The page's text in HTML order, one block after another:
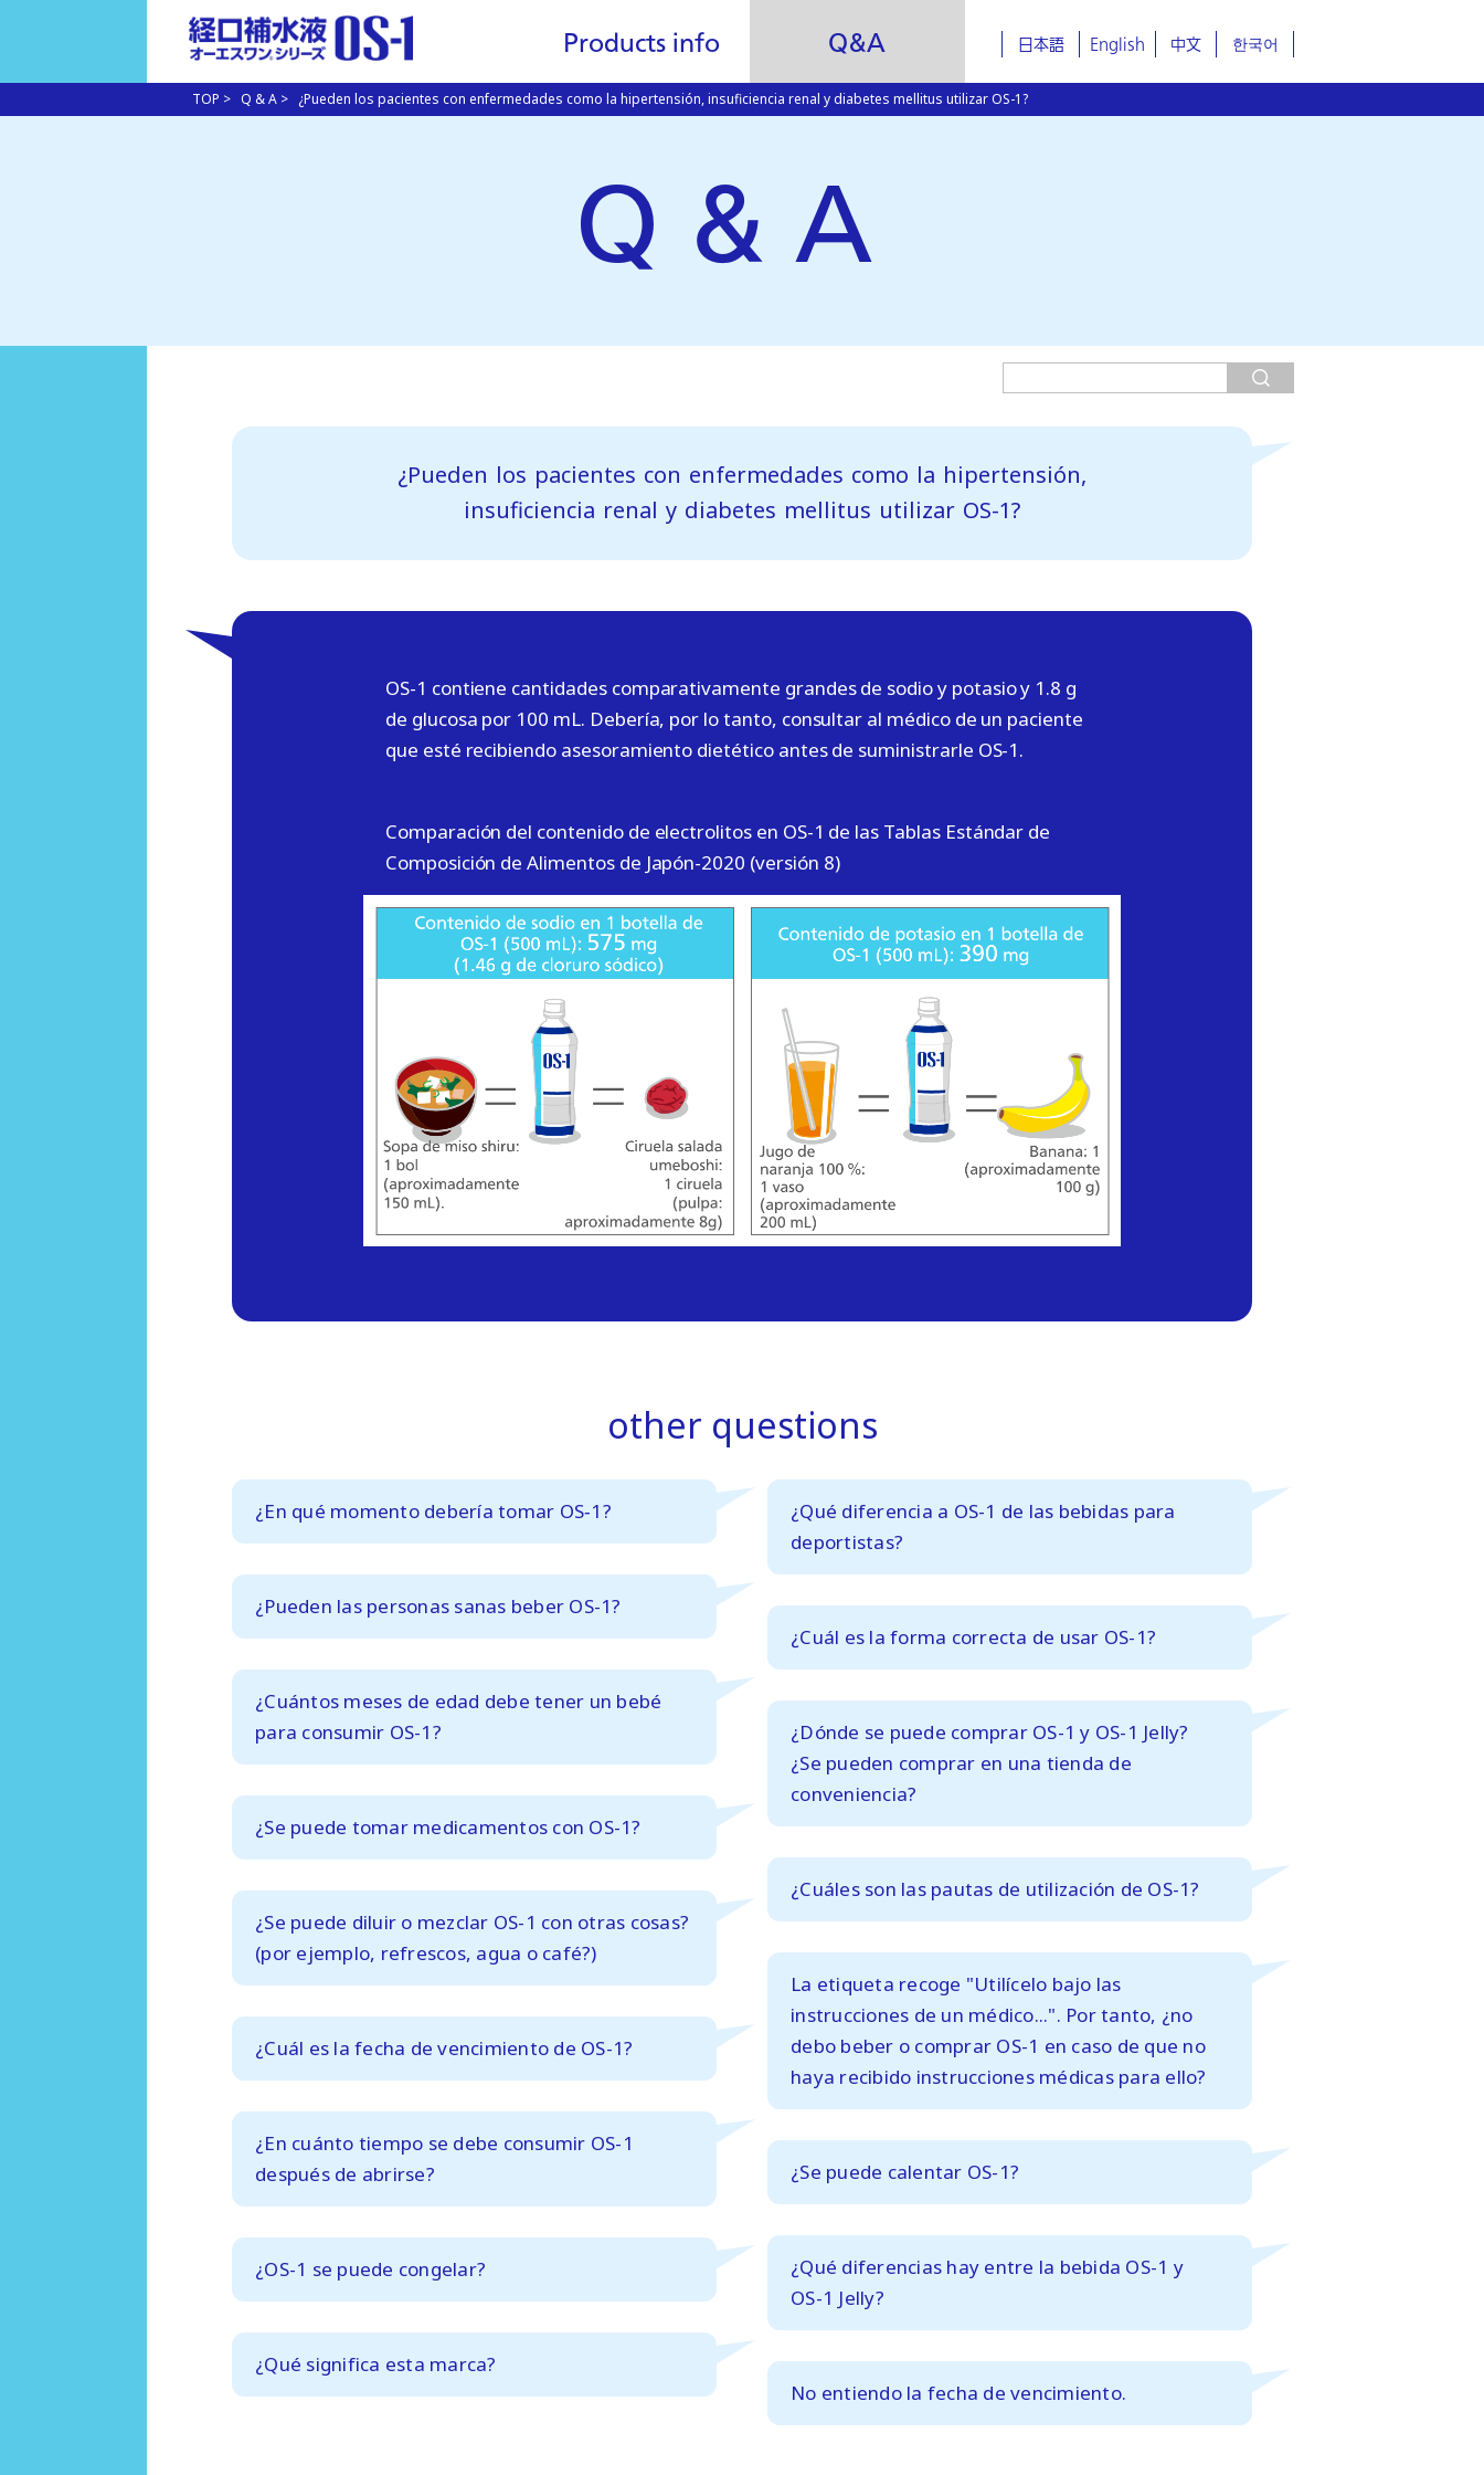
Products info Q&A 日本語 English 中文 한국어
TOP > Q & A > ¿Pueden los pacientes con enfermedades como la hipertensión, insuficiencia renal y diabetes mellitus utilizar OS-1?
Q & A
¿Pueden los pacientes con enfermedades como la hipertensión,
insuficiencia renal y diabetes mellitus utilizar OS-1?
OS-1 contiene cantidades comparativamente grandes de sodio y potasio y 1.8 g
de glucosa por 100 mL. Debería, por lo tanto, consultar al médico de un paciente
que esté recibiendo asesoramiento dietético antes de suministrarle OS-1.
Comparación del contenido de electrolitos en OS-1 de las Tablas Estándar de
Composición de Alimentos de Japón-2020 (versión 8)
other questions
¿En qué momento debería tomar OS‑1?
¿Pueden las personas sanas beber OS-1?
¿Cuántos meses de edad debe tener un bebé
para consumir OS-1?
¿Se puede tomar medicamentos con OS-1?
¿Se puede diluir o mezclar OS-1 con otras cosas?
(por ejemplo, refrescos, agua o café?)
¿Cuál es la fecha de vencimiento de OS-1?
¿En cuánto tiempo se debe consumir OS-1
después de abrirse?
¿OS-1 se puede congelar?
¿Qué significa esta marca?
¿Qué diferencia a OS-1 de las bebidas para
deportistas?
¿Cuál es la forma correcta de usar OS-1?
¿Dónde se puede comprar OS-1 y OS-1 Jelly?
¿Se pueden comprar en una tienda de
conveniencia?
¿Cuáles son las pautas de utilización de OS-1?
La etiqueta recoge "Utilícelo bajo las
instrucciones de un médico...". Por tanto, ¿no
debo beber o comprar OS-1 en caso de que no
haya recibido instrucciones médicas para ello?
¿Se puede calentar OS-1?
¿Qué diferencias hay entre la bebida OS-1 y
OS-1 Jelly?
No entiendo la fecha de vencimiento.